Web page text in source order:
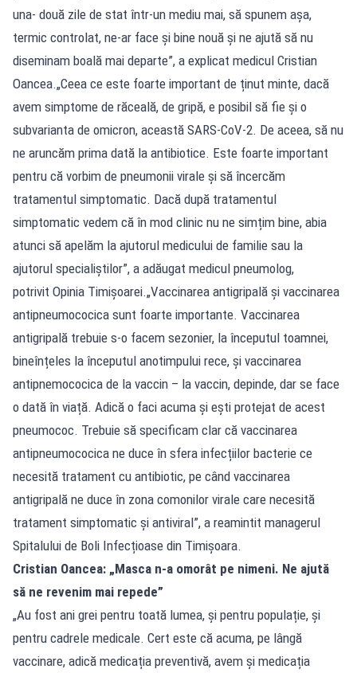
una- două zile de stat într-un mediu mai, să spunem așa,
termic controlat, ne-ar face și bine nouă și ne ajută să nu
diseminam boală mai departe”, a explicat medicul Cristian
Oancea.„Ceea ce este foarte important de ținut minte, dacă
avem simptome de răceală, de gripă, e posibil să fie și o
subvarianta de omicron, această SARS-CoV-2. De aceea, să nu
ne aruncăm prima dată la antibiotice. Este foarte important
pentru că vorbim de pneumonii virale și să încercăm
tratamentul simptomatic. Dacă după tratamentul
simptomatic vedem că în mod clinic nu ne simțim bine, abia
atunci să apelăm la ajutorul medicului de familie sau la
ajutorul specialiștilor”, a adăugat medicul pneumolog,
potrivit Opinia Timișoarei.„Vaccinarea antigripală și vaccinarea
antipneumococica sunt foarte importante. Vaccinarea
antigripală trebuie s-o facem sezonier, la începutul toamnei,
bineînțeles la începutul anotimpului rece, și vaccinarea
antipnemococica de la vaccin – la vaccin, depinde, dar se face
o dată în viață. Adică o faci acuma și ești protejat de acest
pneumococ. Trebuie să specificam clar că vaccinarea
antipneumococica ne duce în sfera infecțiilor bacterie ce
necesită tratament cu antibiotic, pe când vaccinarea
antigripală ne duce în zona comonilor virale care necesită
tratament simptomatic și antiviral”, a reamintit managerul
Spitalului de Boli Infecțioase din Timișoara.
Cristian Oancea: „Masca n-a omorât pe nimeni. Ne ajută
să ne revenim mai repede”
„Au fost ani grei pentru toată lumea, și pentru populație, și
pentru cadrele medicale. Cert este că acuma, pe lângă
vaccinare, adică medicația preventivă, avem și medicația